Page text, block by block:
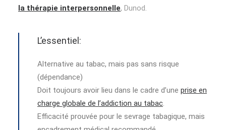
la thérapie interpersonnelle, Dunod.
L’essentiel:
Alternative au tabac, mais pas sans risque
(dépendance)
Doit toujours avoir lieu dans le cadre d’une prise en
charge globale de l’addiction au tabac.
Efficacité prouvée pour le sevrage tabagique, mais